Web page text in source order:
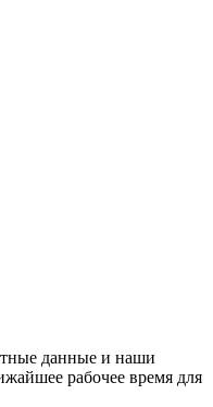
данные и наши
рабочее время для